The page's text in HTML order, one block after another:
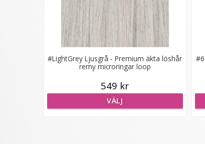
#LightGrey Ljusgrå - Premium äkta löshår
remy microringar loop
549 kr
VÄLJ